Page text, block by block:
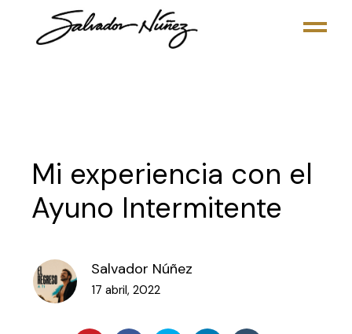
content
Mi experiencia con el
Ayuno Intermitente
Salvador Núñez
17 abril, 2022